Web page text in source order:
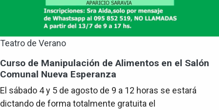
Teatro de Verano
Curso de Manipulación de Alimentos en el Salón
Comunal Nueva Esperanza
El sábado 4 y 5 de agosto de 9 a 12 horas se estará
dictando de forma totalmente gratuita el